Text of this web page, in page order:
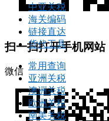
扫一扫打开手机网站
微信
中亚关税
海关编码
链接直达
货代工具
常用查询
亚洲关税
澳洲关税
欧洲关税
南美关税